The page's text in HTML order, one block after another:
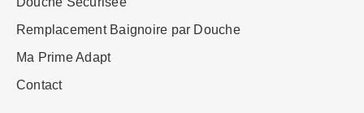
Remplacement Baignoire par Douche
Ma Prime Adapt
Contact